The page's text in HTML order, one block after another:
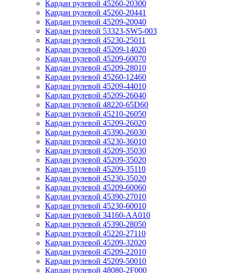
Кардан рулевой 45260-20300
Кардан рулевой 45260-20441
Кардан рулевой 45209-20040
Кардан рулевой 53323-SW5-003
Кардан рулевой 45230-25011
Кардан рулевой 45209-14020
Кардан рулевой 45209-60070
Кардан рулевой 45209-28010
Кардан рулевой 45260-12460
Кардан рулевой 45209-44010
Кардан рулевой 45209-26040
Кардан рулевой 48220-65D60
Кардан рулевой 45210-26050
Кардан рулевой 45209-26020
Кардан рулевой 45390-26030
Кардан рулевой 45230-36010
Кардан рулевой 45209-35030
Кардан рулевой 45209-35020
Кардан рулевой 45209-35110
Кардан рулевой 45230-35020
Кардан рулевой 45209-60060
Кардан рулевой 45390-27010
Кардан рулевой 45230-60010
Кардан рулевой 34160-AA010
Кардан рулевой 45390-28050
Кардан рулевой 45220-27110
Кардан рулевой 45209-32020
Кардан рулевой 45209-22010
Кардан рулевой 45209-50010
Кардан рулевой 48080-2F000